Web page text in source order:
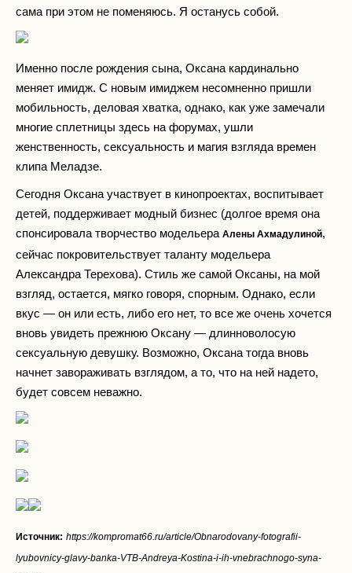
сама при этом не поменяюсь. Я останусь собой.
Именно после рождения сына, Оксана кардинально
меняет имидж. С новым имиджем несомненно пришли
мобильность, деловая хватка, однако, как уже замечали
многие сплетницы здесь на форумах, ушли
женственность, сексуальность и магия взгляда времен
клипа Меладзе.
Сегодня Оксана участвует в кинопроектах, воспитывает
детей, поддерживает модный бизнес (долгое время она
спонсировала творчество модельера Алены Ахмадулиной,
сейчас покровительствует таланту модельера
Александра Терехова). Стиль же самой Оксаны, на мой
взгляд, остается, мягко говоря, спорным. Однако, если
вкус — он или есть, либо его нет, то все же очень хочется
вновь увидеть прежнюю Оксану — длинноволосую
сексуальную девушку. Возможно, Оксана тогда вновь
начнет завораживать взглядом, а то, что на ней надето,
будет совсем неважно.
Источник: https://kompromat66.ru/article/Obnarodovany-fotografii-
lyubovnicy-glavy-banka-VTB-Andreya-Kostina-i-ih-vnebrachnogo-syna-